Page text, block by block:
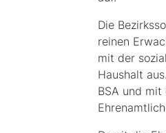
Die
reinen
mit der
Haushalt
BSA und